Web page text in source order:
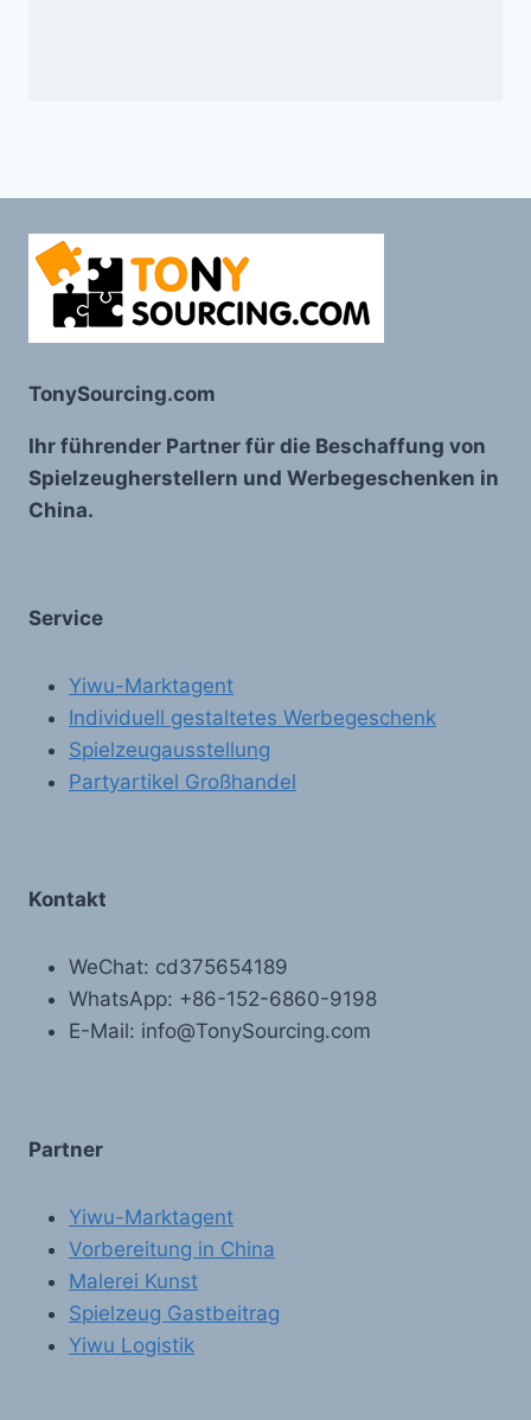
TonySourcing.com
Ihr führender Partner für die Beschaffung von
Spielzeugherstellern und Werbegeschenken in
China.
Service
Yiwu-Marktagent
Individuell gestaltetes Werbegeschenk
Spielzeugausstellung
Partyartikel Großhandel
Kontakt
WeChat: cd375654189
WhatsApp: +86-152-6860-9198
E-Mail: info@TonySourcing.com
Partner
Yiwu-Marktagent
Vorbereitung in China
Malerei Kunst
Spielzeug Gastbeitrag
Yiwu Logistik